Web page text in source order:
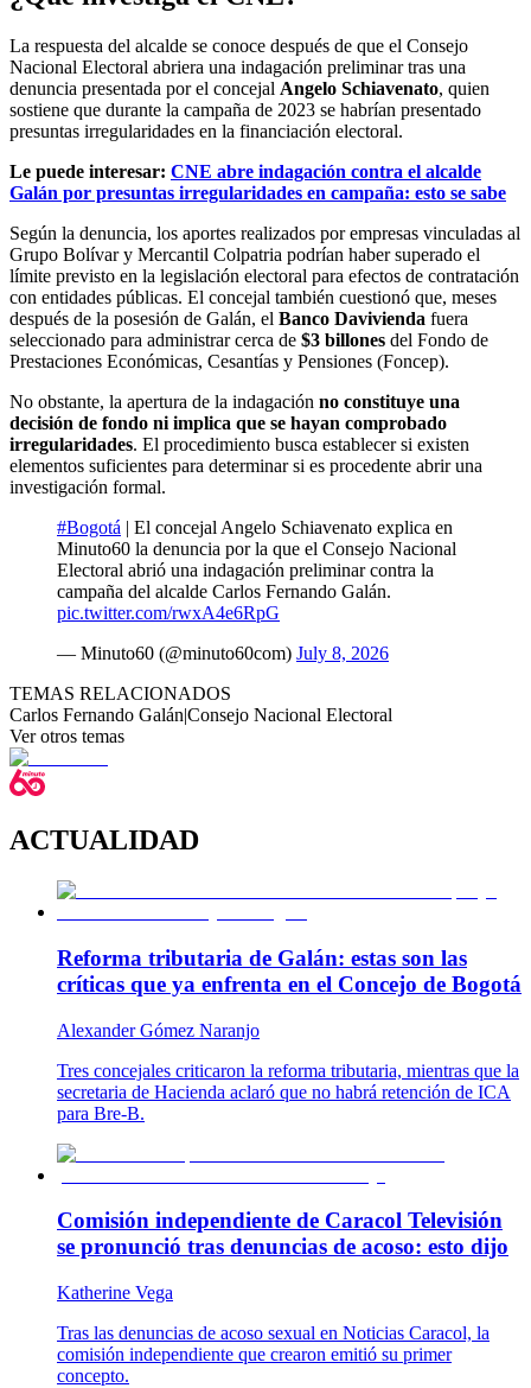
La respuesta del alcalde se conoce después de que el Consejo
Nacional Electoral abriera una indagación preliminar tras una
denuncia presentada por el concejal Angelo Schiavenato, quien
sostiene que durante la campaña de 2023 se habrían presentado
presuntas irregularidades en la financiación electoral.
Le puede interesar: CNE abre indagación contra el alcalde
Galán por presuntas irregularidades en campaña: esto se sabe
Según la denuncia, los aportes realizados por empresas vinculadas al
Grupo Bolívar y Mercantil Colpatria podrían haber superado el
límite previsto en la legislación electoral para efectos de contratación
con entidades públicas. El concejal también cuestionó que, meses
después de la posesión de Galán, el Banco Davivienda fuera
seleccionado para administrar cerca de $3 billones del Fondo de
Prestaciones Económicas, Cesantías y Pensiones (Foncep).
No obstante, la apertura de la indagación no constituye una
decisión de fondo ni implica que se hayan comprobado
irregularidades. El procedimiento busca establecer si existen
elementos suficientes para determinar si es procedente abrir una
investigación formal.
#Bogotá | El concejal Angelo Schiavenato explica en
Minuto60 la denuncia por la que el Consejo Nacional
Electoral abrió una indagación preliminar contra la
campaña del alcalde Carlos Fernando Galán.
pic.twitter.com/rwxA4e6RpG
— Minuto60 (@minuto60com) July 8, 2026
TEMAS RELACIONADOS
Carlos Fernando Galán|Consejo Nacional Electoral
Ver otros temas
ACTUALIDAD
Reforma tributaria de Galán: estas son las
críticas que ya enfrenta en el Concejo de Bogotá
Alexander Gómez Naranjo
Tres concejales criticaron la reforma tributaria, mientras que la
secretaria de Hacienda aclaró que no habrá retención de ICA
para Bre-B.
Comisión independiente de Caracol Televisión
se pronunció tras denuncias de acoso: esto dijo
Katherine Vega
Tras las denuncias de acoso sexual en Noticias Caracol, la
comisión independiente que crearon emitió su primer
concepto.